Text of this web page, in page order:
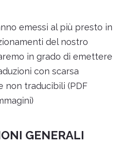
emessi al più presto in
del nostro
in grado di emettere
con scarsa
non traducibili (PDF
GENERALI